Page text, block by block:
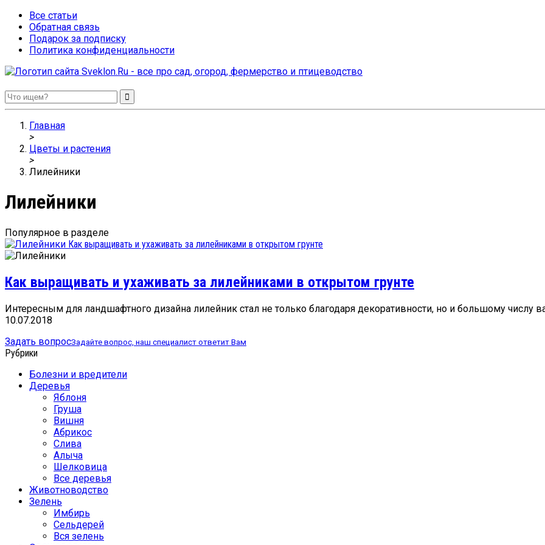
Все статьи
Обратная связь
Подарок за подписку
Политика конфиденциальности
Sveklon.Ru – все про сад, огород, фермерство и птицеводство
Главная
>
Цветы и растения
>
Лилейники
Лилейники
Популярное в разделе
Как выращивать и ухаживать за лилейниками в открытом грунте
Как выращивать и ухаживать за лилейниками в открытом грунте
Интересным для ландшафтного дизайна лилейник стал не только благодаря декоративности, но и большому числу
10.07.2018
Задать вопросЗадайте вопрос, наш специалист ответит Вам
Рубрики
Болезни и вредители
Деревья
Яблоня
Груша
Вишня
Абрикос
Слива
Алыча
Шелковица
Все деревья
Животноводство
Зелень
Имбирь
Сельдерей
Вся зелень